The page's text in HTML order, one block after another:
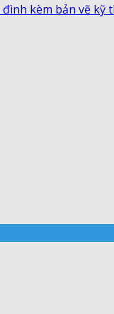
kèm bản vẽ kỹ